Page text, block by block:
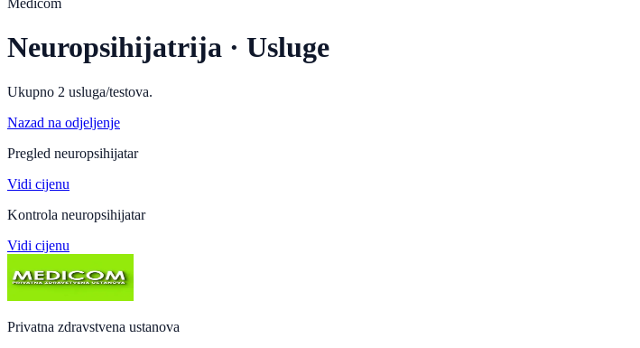
Medicom
Neuropsihijatrija · Usluge
Ukupno 2 usluga/testova.
Nazad na odjeljenje
Pregled neuropsihijatar
Vidi cijenu
Kontrola neuropsihijatar
Vidi cijenu
Privatna zdravstvena ustanova